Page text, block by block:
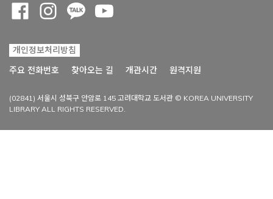
개인정보처리방침
주요 전화번호
찾아오는 길 개관시간 원격지원
(02841) 서울시 성북구 안암로 145 고려대학교 도서관 © KOREA UNIVERSITY
LIBRARY ALL RIGHTS RESERVED.
Opens a new window
Opens a new window
Opens a new window